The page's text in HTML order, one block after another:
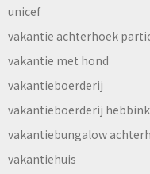
unicef
vakantie achterhoek
vakantie met hond
vakantieboerderij
vakantieboerderij hebbink
vakantiebungalow
vakantiehuis